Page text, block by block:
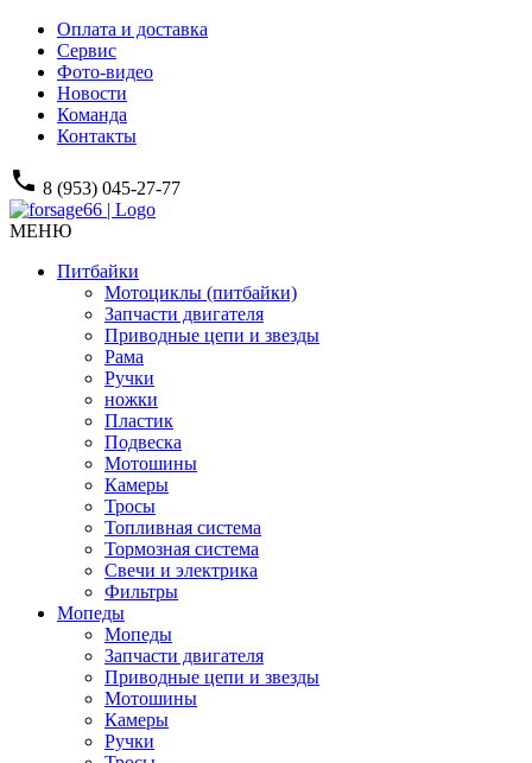
Оплата и доставка
Сервис
Фото-видео
Новости
Команда
Контакты
phone 8 (953) 045-27-77
МЕНЮ
Питбайки
Мотоциклы (питбайки)
Запчасти двигателя
Приводные цепи и звезды
Рама
Ручки
ножки
Пластик
Подвеска
Мотошины
Камеры
Тросы
Топливная система
Тормозная система
Свечи и электрика
Фильтры
Мопеды
Мопеды
Запчасти двигателя
Приводные цепи и звезды
Мотошины
Камеры
Ручки